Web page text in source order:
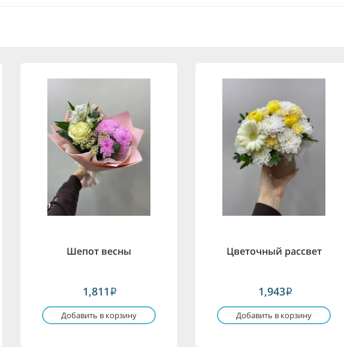
Шепот весны
1,811 i
Добавить в корзину
Цветочный рассвет
1,943i
Добавить в корзину